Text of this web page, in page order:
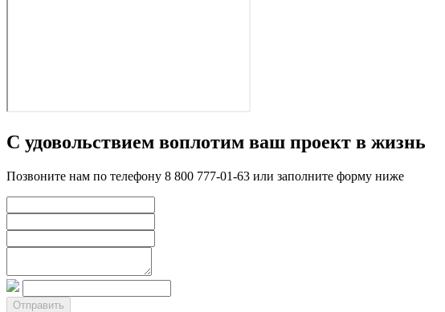
С удовольствием воплотим ваш проект в жизнь
Позвоните нам по телефону 8 800 777-01-63 или заполните форму ниже